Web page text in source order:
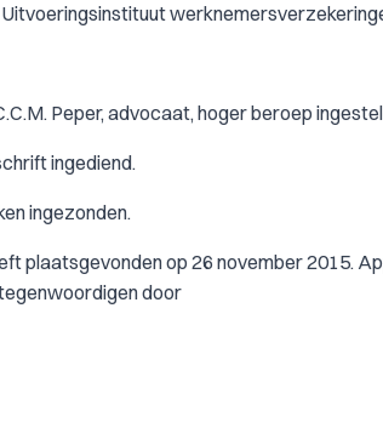
Peper, advocaat, hoger beroep
ingediend.
ingezonden.
plaatsgevonden op 26 november 2015.
door